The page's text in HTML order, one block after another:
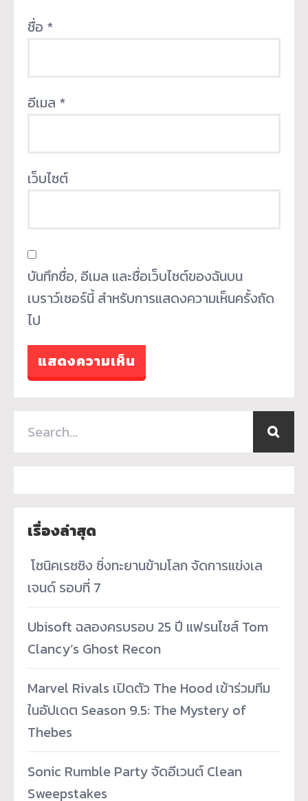
ชื่อ *
อีเมล *
เว็บไซต์
บันทึกชื่อ, อีเมล และชื่อเว็บไซต์ของฉันบน
เบราว์เซอร์นี้ สำหรับการแสดงความเห็นครั้งถัด
ไป
เรื่องล่าสุด
­ โซนิคเรซซิง ซิ่งทะยานข้ามโลก จัดการแข่งเล
เจนด์ รอบที่ 7
Ubisoft ฉลองครบรอบ 25 ปี แฟรนไชส์ Tom
Clancy’s Ghost Recon
Marvel Rivals เปิดตัว The Hood เข้าร่วมทีม
ในอัปเดต Season 9.5: The Mystery of
Thebes
Sonic Rumble Party จัดอีเวนต์ Clean
Sweepstakes